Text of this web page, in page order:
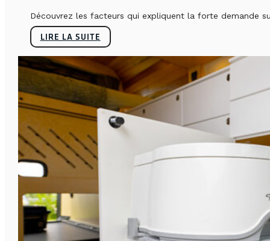
Découvrez les facteurs qui expliquent la forte demande
LIRE LA SUITE